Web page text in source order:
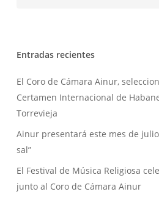
Entradas recientes
El Coro de Cámara Ainur,
Certamen Internacional de
Torrevieja
Ainur presentará este mes de
sal”
El Festival de Música Religiosa
junto al Coro de Cámara Ainur